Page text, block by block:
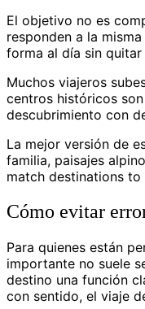
El objetivo no es
responden a la
forma al día sin
Muchos viajeros
centros históricos
descubrimiento con
La mejor versión de
familia, paisajes
match destinations
Cómo evitar
Para quienes están
importante no suele
destino una función
con sentido, el viaje